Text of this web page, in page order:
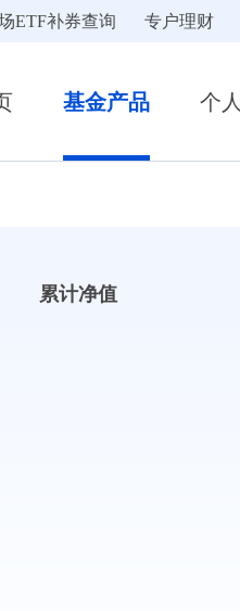
ETF补券查询 专户理财
基金产品 个
累计净值